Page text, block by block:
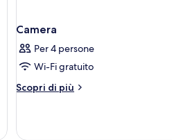
Camera
Per 4 persone
Wi-Fi gratuito
Scopri di più
Altri